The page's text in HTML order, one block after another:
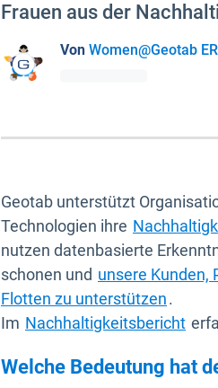
Frauen aus der
Von Women@Geotab
Geotab unterstützt
Technologien ihre
nutzen datenbasierte
schonen und unsere Kunden,
Flotten zu unterstützen.
Im Nachhaltigkeitsbericht
Welche Bedeutung hat